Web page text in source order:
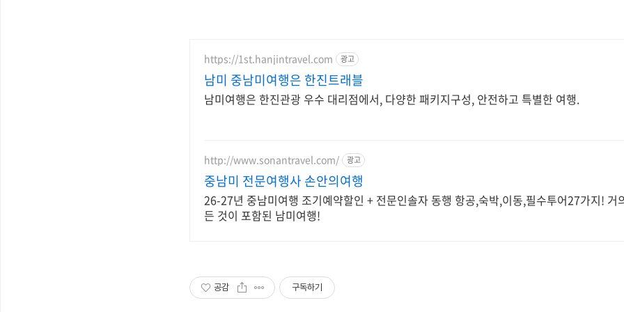
https://1st.hanjintravel.com 광고
남미 중남미여행은 한진트래블
남미여행은 한진관광 우수 대리점에서, 다양한 패키지구성, 안전하고 특별한 여행.
http://www.sonantravel.com/ 광고
중남미 전문여행사 손안의여행
26-27년 중남미여행 조기예약할인 + 전문인솔자 동행 항공,숙박,이동,필수투어27가지! 거
든 것이 포함된 남미여행!
공감 구독하기